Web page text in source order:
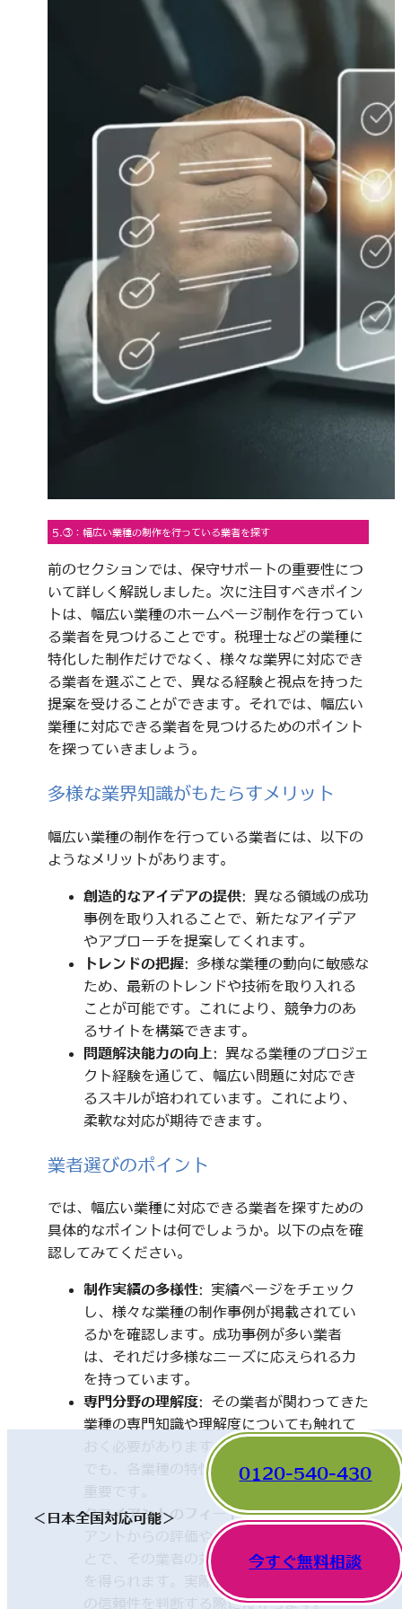
5.③：幅広い業種の制作を行っている業者を探す
前のセクションでは、保守サポートの重要性につ
いて詳しく解説しました。次に注目すべきポイン
トは、幅広い業種のホームページ制作を行ってい
る業者を見つけることです。税理士などの業種に
特化した制作だけでなく、様々な業界に対応でき
る業者を選ぶことで、異なる経験と視点を持った
提案を受けることができます。それでは、幅広い
業種に対応できる業者を見つけるためのポイント
を探っていきましょう。
多様な業界知識がもたらすメリット
幅広い業種の制作を行っている業者には、以下の
ようなメリットがあります。
創造的なアイデアの提供: 異なる領域の成功
事例を取り入れることで、新たなアイデア
やアプローチを提案してくれます。
トレンドの把握: 多様な業種の動向に敏感な
ため、最新のトレンドや技術を取り入れる
ことが可能です。これにより、競争力のあ
るサイトを構築できます。
問題解決能力の向上: 異なる業種のプロジェ
クト経験を通じて、幅広い問題に対応でき
るスキルが培われています。これにより、
柔軟な対応が期待できます。
業者選びのポイント
では、幅広い業種に対応できる業者を探すための
具体的なポイントは何でしょうか。以下の点を確
認してみてください。
制作実績の多様性: 実績ページをチェック
し、様々な業種の制作事例が掲載されてい
るかを確認します。成功事例が多い業者
は、それだけ多様なニーズに応えられる力
を持っています。
専門分野の理解度: その業者が関わってきた
業種の専門知識や理解度についても触れて
おく必要があります。一見、異なった分野
でも、各業種の特性を理解していることが
クライアントのフィードバック: 他のクライ
アントからの評価やレビューを確認するこ
とで、その業者の対応や成果に関する情報
を得られます。実際の利用者の声は、業者
の信頼性を判断する際に役立ちます。
＜日本全国対応可能＞
0120-540-430
今すぐ無料相談